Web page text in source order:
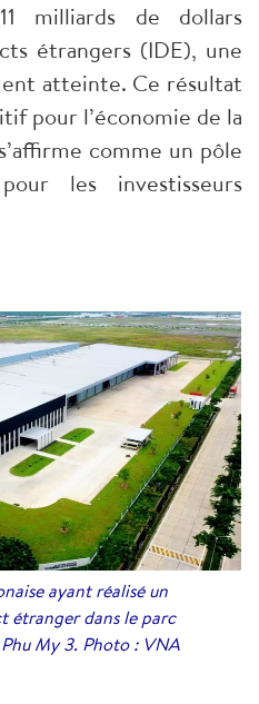
milliards de dollars
étrangers (IDE), une
atteinte. Ce résultat
pour l’économie de la
comme un pôle
les investisseurs
ayant réalisé un
étranger dans le parc
My 3. Photo : VNA